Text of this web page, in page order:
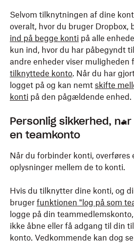
Selvom tilknytningen af dine
overalt, hvor du bruger Dropbox,
ind på begge konti på alle
kun ind, hvor du har påbegyndt
andre enheder viser muligheden
tilknyttede konto. Når du har
logget på og kan nemt skifte
konti på den pågældende enhed.
Personlig sikkerhed,
en teamkonto
Når du forbinder konti, overføres
oplysninger mellem de to konti.
Hvis du tilknytter dine konti, og
bruger funktionen "log på som
logge på din
ikke åbne eller få adgang til din
konto. Vedkommende kan dog